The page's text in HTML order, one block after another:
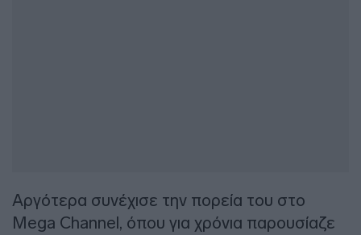
Αργότερα συνέχισε την πορεία του στο
Mega Channel, όπου για χρόνια παρουσίαζε